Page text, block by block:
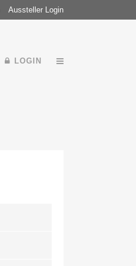
Aussteller Login
LOGIN